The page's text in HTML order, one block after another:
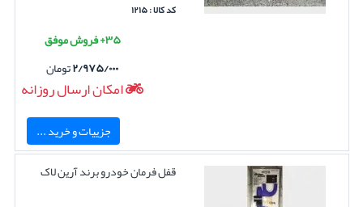
کد کالا : ۱۲۱۵
۳۵+ فروش موفق
۲/۹۷۵/۰۰۰تومان
امکان ارسال روزانه
جزییات و خرید ...
قفل فرمان خودرو برند آرین لاک